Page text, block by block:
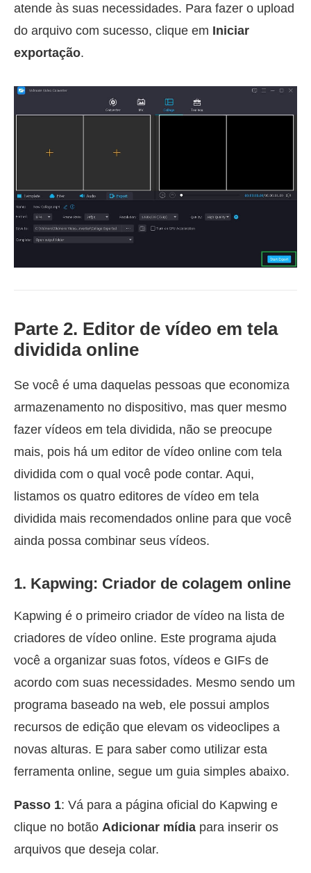
atende às suas necessidades. Para fazer o upload
do arquivo com sucesso, clique em Iniciar
exportação.
Parte 2. Editor de vídeo em tela
dividida online
Se você é uma daquelas pessoas que economiza
armazenamento no dispositivo, mas quer mesmo
fazer vídeos em tela dividida, não se preocupe
mais, pois há um editor de vídeo online com tela
dividida com o qual você pode contar. Aqui,
listamos os quatro editores de vídeo em tela
dividida mais recomendados online para que você
ainda possa combinar seus vídeos.
1. Kapwing: Criador de colagem online
Kapwing é o primeiro criador de vídeo na lista de
criadores de vídeo online. Este programa ajuda
você a organizar suas fotos, vídeos e GIFs de
acordo com suas necessidades. Mesmo sendo um
programa baseado na web, ele possui amplos
recursos de edição que elevam os videoclipes a
novas alturas. E para saber como utilizar esta
ferramenta online, segue um guia simples abaixo.
Passo 1: Vá para a página oficial do Kapwing e
clique no botão Adicionar mídia para inserir os
arquivos que deseja colar.